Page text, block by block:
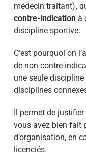
médecin traitant),
contre-indication à
discipline sportive.
C’est pourquoi on
de non contre-
une seule
disciplines
Il permet de
vous avez bien fait
d’organisation, en
licenciés.